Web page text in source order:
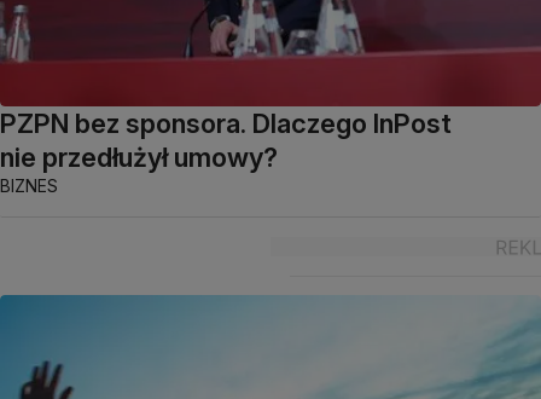
PZPN bez sponsora. Dlaczego InPost
nie przedłużył umowy?
BIZNES